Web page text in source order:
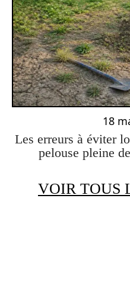
18
Les erreurs à éviter
pelouse pleine
VOIR TOUS